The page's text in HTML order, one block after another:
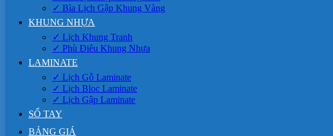
✓ Bìa Lịch Gập Khung Vàng
KHUNG NHỰA
✓ Lịch Khung Tranh
✓ Phù Điêu Khung Nhựa
LAMINATE
✓ Lịch Gỗ Laminate
✓ Lịch Bloc Laminate
✓ Lịch Gập Laminate
SỔ TAY
BẢNG GIÁ